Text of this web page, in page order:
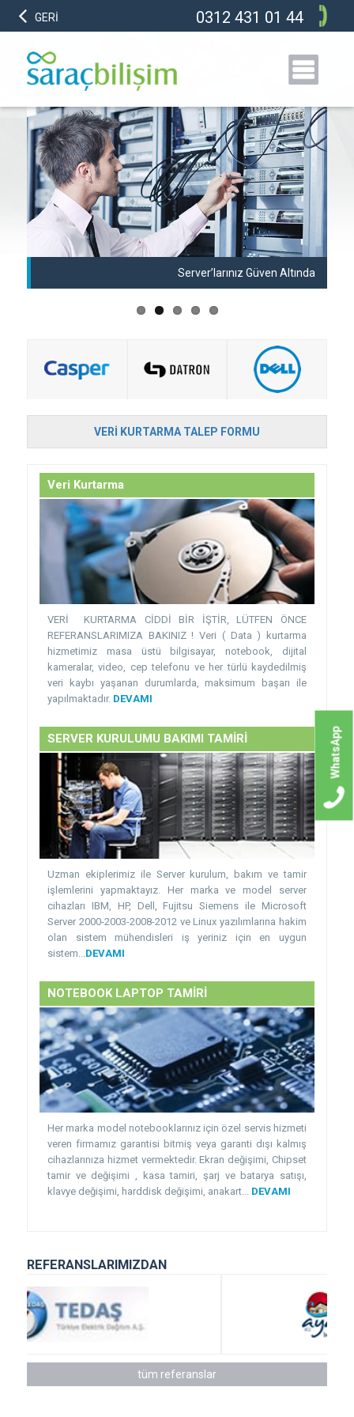
GERİ 0312 431 01 44
Server’larınız Güven Altında
VERI KURTARMA TALEP FORMU
Veri Kurtarma
VERİ KURTARMA CİDDİ BİR İŞTİR, LÜTFEN ÖNCE
REFERANSLARIMIZA BAKINIZ ! Veri ( Data ) kurtarma
hizmetimiz masa üstü bilgisayar, notebook, dijital
kameralar, video, cep telefonu ve her türlü kaydedilmiş
veri kaybı yaşanan durumlarda, maksimum başarı ile
yapılmaktadır. DEVAMI
SERVER KURULUMU BAKIMI TAMİRİ
Uzman ekiplerimiz ile Server kurulum, bakım ve tamir
işlemlerini yapmaktayız. Her marka ve model server
cihazları IBM, HP, Dell, Fujitsu Siemens ile Microsoft
Server 2000-2003-2008-2012 ve Linux yazılımlarına hakim
olan sistem mühendisleri iş yeriniz için en uygun
sistem... DEVAMI
NOTEBOOK LAPTOP TAMİRİ
Her marka model notebooklarınız için özel servis hizmeti
veren firmamız garantisi bitmiş veya garanti dışı kalmış
cihazlarınıza hizmet vermektedir. Ekran değişimi, Chipset
tamir ve değişimi , kasa tamiri, şarj ve batarya satışı,
klavye değişimi, harddisk değişimi, anakart... DEVAMI
REFERANSLARIMIZDAN
tüm referanslar
WhatsApp